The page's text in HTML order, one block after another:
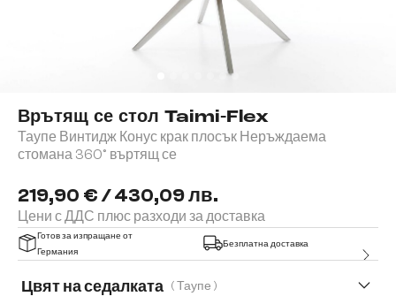
Врътящ се стол Taimi-Flex
Таупе Винтидж Конус крак плосък Неръждаема
стомана 360° въртящ се
219,90 € / 430,09 лв.
Цени с ДДС плюс разходи за доставка
Готов за изпращане от
Германия
Безплатна доставка
Цвят на седалката ( Таупе )